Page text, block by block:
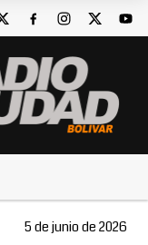
5 de junio de 2026